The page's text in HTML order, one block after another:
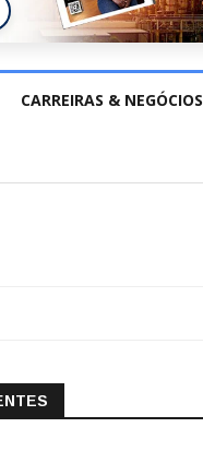
CARREIRAS & NEGÓCIOS